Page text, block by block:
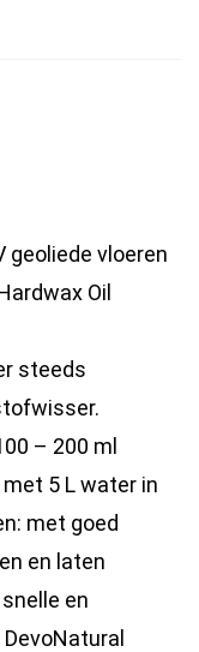
geoliede vloeren
Oil
steeds
– 200 ml
5 L water in
met goed
en laten
en